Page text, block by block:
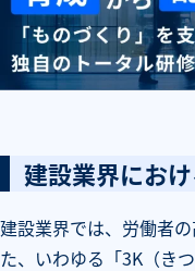
建設業界にお
建設業界では、労働者
た、いわゆる「3K（き